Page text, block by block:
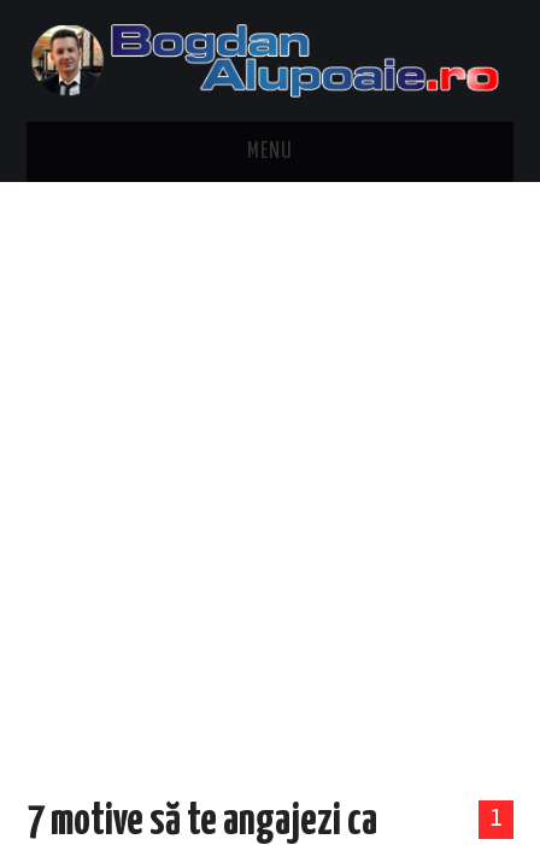
MENU
1
7 motive să te angajezi ca